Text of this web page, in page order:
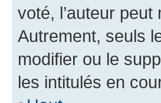
voté, l’auteur
Autrement, seuls
modifier ou le
les intitulés en